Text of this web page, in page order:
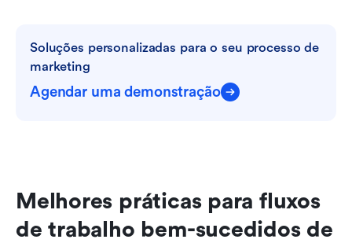
Soluções personalizadas para o seu processo de
marketing
Agendar uma demonstração
Melhores práticas para fluxos
de trabalho bem-sucedidos de